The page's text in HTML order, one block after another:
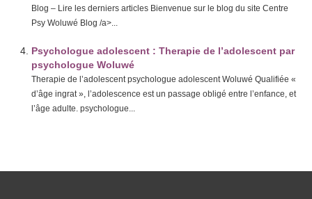
Blog – Lire les derniers articles Bienvenue sur le blog du site Centre
Psy Woluwé Blog /a>...
Psychologue adolescent : Therapie de l’adolescent par
psychologue Woluwé
Therapie de l’adolescent psychologue adolescent Woluwé Qualifiée «
d’âge ingrat », l’adolescence est un passage obligé entre l’enfance, et
l’âge adulte. psychologue...